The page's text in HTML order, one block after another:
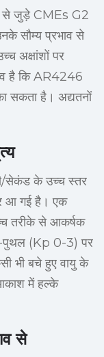
से जुड़े CMEs G2
सौम्य प्रभाव से
अक्षांशों पर
है कि AR4246
सकता है। अद्यतनों
सेकंड के उच्च स्तर
आ गई है। एक
तरीके से आकर्षक
पुथल (Kp 0-3) पर
भी बचे हुए वायु के
आकाश में हल्के
से